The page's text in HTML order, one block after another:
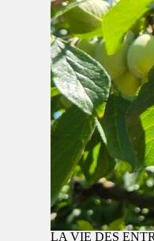
LA VIE DES